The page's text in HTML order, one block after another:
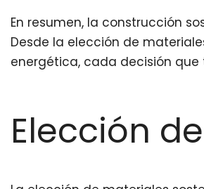
En resumen, la construcción
Desde la elección de
energética, cada decisión
Elección